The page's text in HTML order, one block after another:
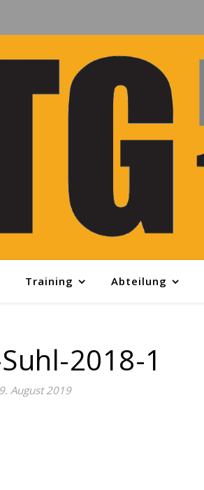
Training Abteilung
2018-1
9. August 2019